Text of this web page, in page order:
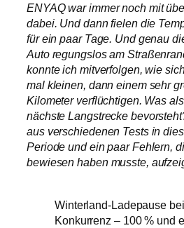
ENYAQ war immer noch mit
dabei. Und dann fielen die
für ein paar Tage. Und genau
Auto regungslos am
konnte ich mitverfolgen, wie
mal kleinen, dann einem sehr
Kilometer verflüchtigen. Was
nächste Langstrecke
aus verschiedenen Tests in
Periode und ein paar Fehlern,
bewiesen haben musste,
Winterland-Ladepause
Konkurrenz – 100 % und